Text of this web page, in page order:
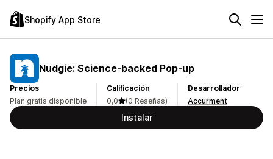
Shopify App Store
Nudgie: Science‑backed Pop‑up
Precios
Plan gratis disponible
Calificación
0,0
(0 Reseñas)
Desarrollador
Accurment
Instalar